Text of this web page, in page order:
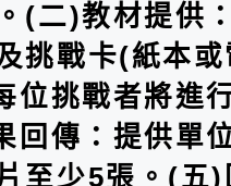
(二)教材提供
挑戰卡(紙本
位挑戰者將進
回傳：提供單
至少5張。(五